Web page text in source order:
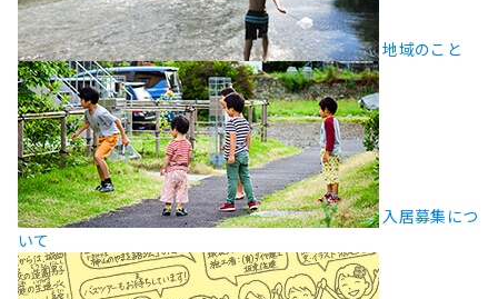
地域のこと
入居募集につ
いて